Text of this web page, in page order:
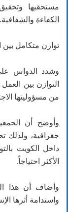
مستحقيها
الكفاءة والشفافية.
توازن متكامل بين
وشدد الدواس
التوازن بين
من مسؤوليتها
وأوضح أن
جغرافية، ولذلك
داخل الكويت
الأكثر احتياجاً.
وأضاف أن هذا
واستدامة أثرها